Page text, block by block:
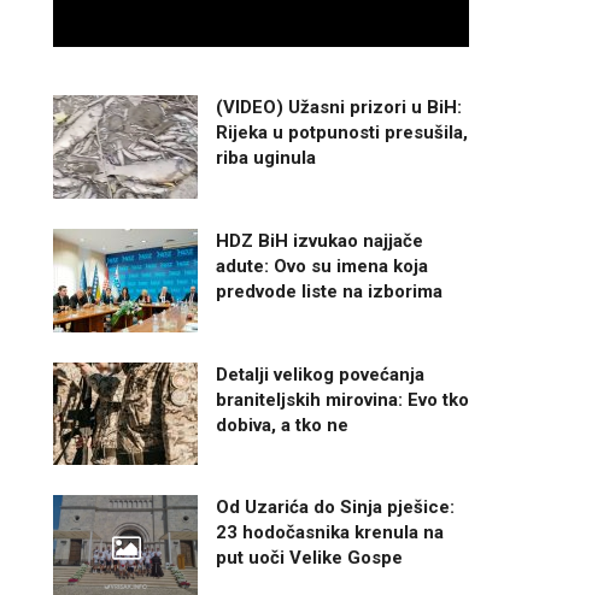
(VIDEO) Užasni prizori u BiH:
Rijeka u potpunosti presušila,
riba uginula
HDZ BiH izvukao najjače
adute: Ovo su imena koja
predvode liste na izborima
Detalji velikog povećanja
braniteljskih mirovina: Evo tko
dobiva, a tko ne
Od Uzarića do Sinja pješice:
23 hodočasnika krenula na
put uoči Velike Gospe